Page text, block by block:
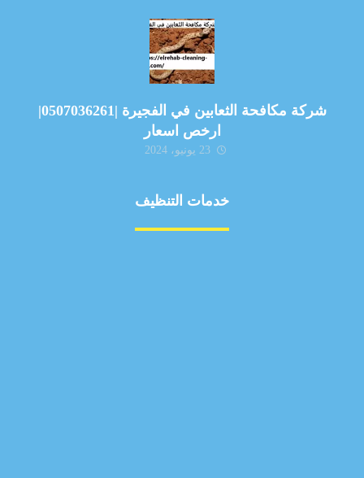
شركة مكافحة الثعابين في الفجيرة |0507036261|
ارخص اسعار
23 يونيو، 2024
خدمات التنظيف